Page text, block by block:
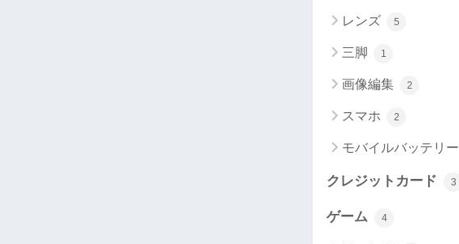
レンズ 5
三脚 1
画像編集 2
スマホ 2
モバイルバッテリー
クレジットカード 3
ゲーム 4